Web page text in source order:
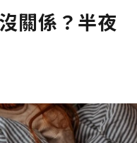
關係？半夜